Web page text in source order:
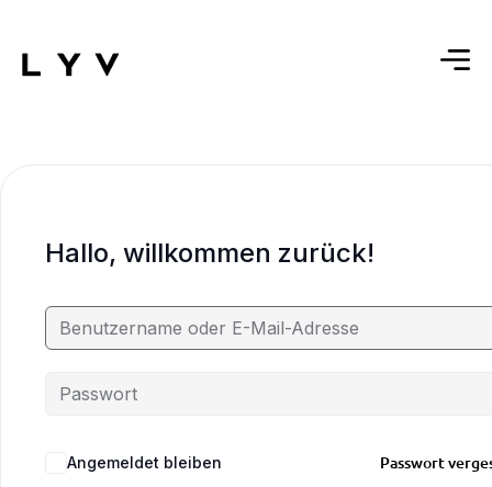
Hallo, willkommen zurück!
Angemeldet bleiben Passwort